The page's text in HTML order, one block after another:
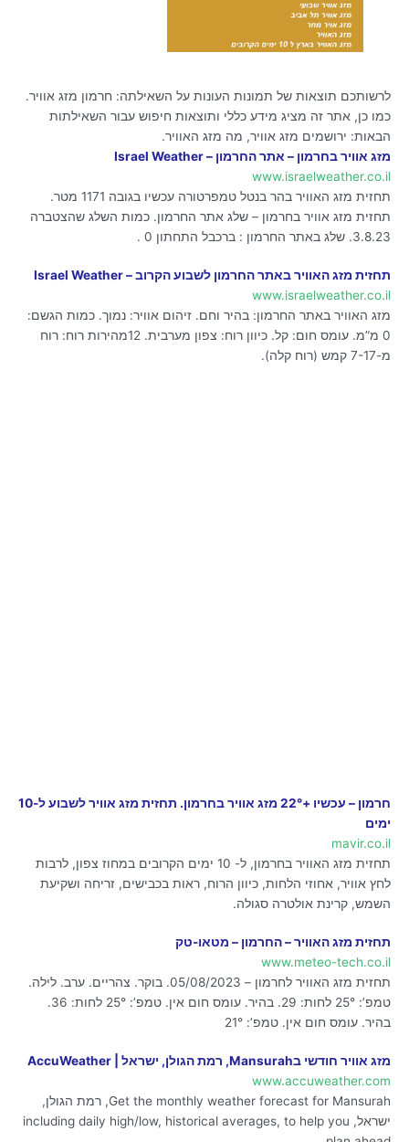
לרשותכם תוצאות של תמונות העונות על השאילתה: חרמון מזג אוויר.
כמו כן, אתר זה מציג מידע כללי ותוצאות חיפוש עבור השאילתות
הבאות: ירושמים מזג אוויר, מה מזג האוויר.
מזג אוויר בחרמון – אתר החרמון – Israel Weather
www.israelweather.co.il
תחזית מזג האוויר בהר בנטל טמפרטורה עכשיו בגובה 1171 מטר.
תחזית מזג אוויר בחרמון – שלג אתר החרמון. כמות השלג שהצטברה
3.8.23. שלג באתר החרמון : ברכבל התחתון 0 .
תחזית מזג האוויר באתר החרמון לשבוע הקרוב – Israel Weather
www.israelweather.co.il
מזג האוויר באתר החרמון: בהיר וחם. זיהום אוויר: נמוך. כמות הגשם:
0 מ”מ. עומס חום: קל. כיוון רוח: צפון מערבית. 12מהירות רוח: רוח
מ-7-17 קמש (רוח קלה).
חרמון – עכשיו +22° מזג אוויר בחרמון. תחזית מזג אוויר לשבוע ל-10
ימים
mavir.co.il
תחזית מזג האוויר בחרמון, ל- 10 ימים הקרובים במחוז צפון, לרבות
לחץ אוויר, אחוזי הלחות, כיוון הרוח, ראות בכבישים, זריחה ושקיעת
השמש, קרינת אולטרה סגולה.
תחזית מזג האוויר – החרמון – מטאו-טק
www.meteo-tech.co.il
תחזית מזג האוויר לחרמון – 05/08/2023. בוקר. צהריים. ערב. לילה.
טמפ’: 25° לחות: 29. בהיר. עומס חום אין. טמפ’: 25° לחות: 36.
בהיר. עומס חום אין. טמפ’: 21°
מזג אוויר חודשי בMansurah, רמת הגולן, ישראל‏ | AccuWeather
www.accuweather.com
Get the monthly weather forecast for Mansurah, רמת הגולן,
ישראל, including daily high/low, historical averages, to help you